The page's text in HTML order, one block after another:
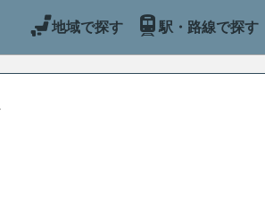
地域で探す 駅・路線で探す